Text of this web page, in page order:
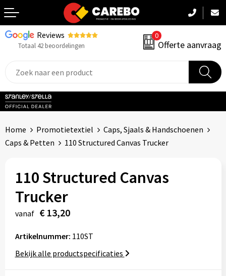
Reviews
Totaal 42 beoordelingen
0
Offerte aanvraag
Terug
Sportkleding
Handdoeken & Dekens
Kinderkleding
Tassen
Relatiegeschenken
Home Promotietextiel
Caps, Sjaals & Handschoenen
Caps & Petten
110 Structured Canvas Trucker
110 Structured Canvas
Trucker
vanaf € 13,20
Artikelnummer: 110ST
Bekijk alle productspecificaties